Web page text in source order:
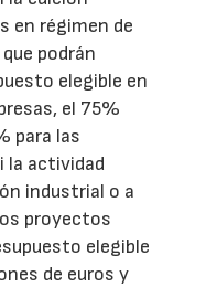
en régimen de
podrán
elegible en
el 75%
para las
la actividad
industrial o a
proyectos
elegible
de euros y